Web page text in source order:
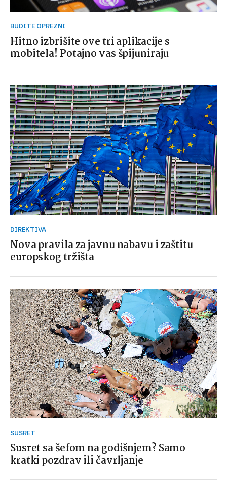
BUDITE OPREZNI
Hitno izbrišite ove tri aplikacije s
mobitela! Potajno vas špijuniraju
DIREKTIVA
Nova pravila za javnu nabavu i zaštitu
europskog tržišta
SUSRET
Susret sa šefom na godišnjem? Samo
kratki pozdrav ili čavrljanje